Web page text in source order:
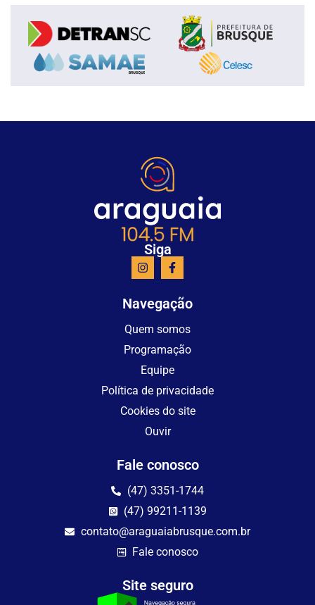
Siga
Navegação
Quem somos
Programação
Equipe
Política de privacidade
Cookies do site
Ouvir
Fale conosco
(47) 3351-1744
(47) 99211-1139
contato@araguaiabrusque.com.br
Fale conosco
Site seguro